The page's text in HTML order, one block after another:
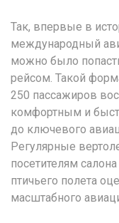
Так, впервые в
международный
можно было
рейсом. Такой
250 пассажиров
комфортным и
до ключевого
Регулярные
посетителям
птичьего полета
масштабного